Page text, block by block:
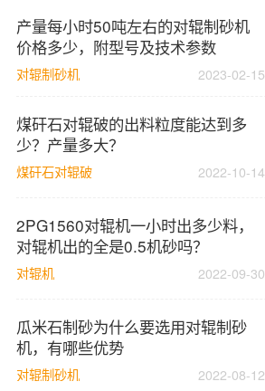
产量每小时50吨左右的对辊制砂机
价格多少，附型号及技术参数
对辊制砂机 2023-02-15
煤矸石对辊破的出料粒度能达到多
少？产量多大？
煤矸石对辊破 2022-10-14
2PG1560对辊机一小时出多少料，
对辊机出的全是0.5机砂吗？
对辊机 2022-09-30
瓜米石制砂为什么要选用对辊制砂
机，有哪些优势
对辊制砂机 2022-08-12